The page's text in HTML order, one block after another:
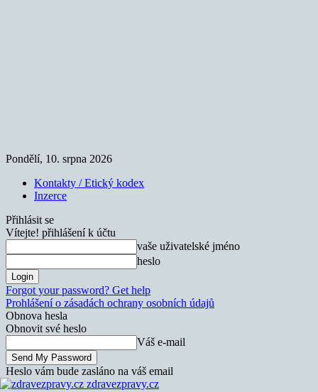
Pondělí, 10. srpna 2026
Kontakty / Etický kodex
Inzerce
Přihlásit se
Vítejte! přihlášení k účtu
vaše uživatelské jméno
heslo
Forgot your password? Get help
Prohlášení o zásadách ochrany osobních údajů
Obnova hesla
Obnovit své heslo
Váš e-mail
Heslo vám bude zasláno na váš email
zdravezpravy.cz